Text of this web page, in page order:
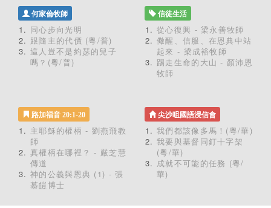
何家倫牧師
同心步向光明
跟隨主的代價 (粵/普)
這人豈不是約瑟的兒子
嗎？(粵/普)
信徒生活
從心復興 - 梁永善牧師
儆醒、信服、在恩典中站
起來 - 梁成裕牧師
踢走生命的大山 - 顏沛恩
牧師
路加福音 20:1-20
主耶穌的權柄 - 劉燕飛教
師
真權柄在哪裡？ - 嚴芝慧
傳道
神的公義與恩典 (1) - 張
慕皚博士
尖沙咀國語浸信會
我們都該像多馬！(粵/華)
我要與基督同釘十字架
(粵/華)
成就不可能的任務 (粵/
華)